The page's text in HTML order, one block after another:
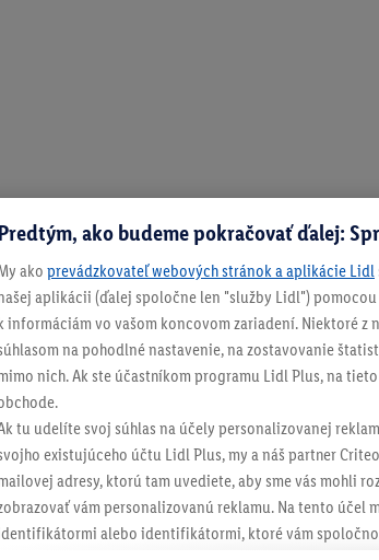
ako budeme pokračovať ďalej:
ako prevádzkovateľ webových stránok a aplikácie Lidl
aplikácii (ďalej spoločne len "služby Lidl")
informáciám vo vašom koncovom zariadení. Niektoré z
na pohodlné nastavenie, na zostavovanie
nich. Ak ste účastníkom programu Lidl Plus, na
tu udelíte svoj súhlas na účely personalizovanej
existujúceho účtu Lidl Plus, my a náš partner
adresy, ktorú tam uvediete, aby sme vás mohli
vám personalizovanú reklamu. Na tento účel
alebo identifikátormi, ktoré vám